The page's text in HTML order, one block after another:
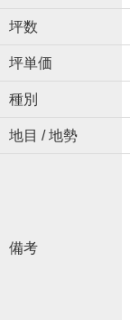
坪数
坪単価
種別
地目 / 地勢
備考